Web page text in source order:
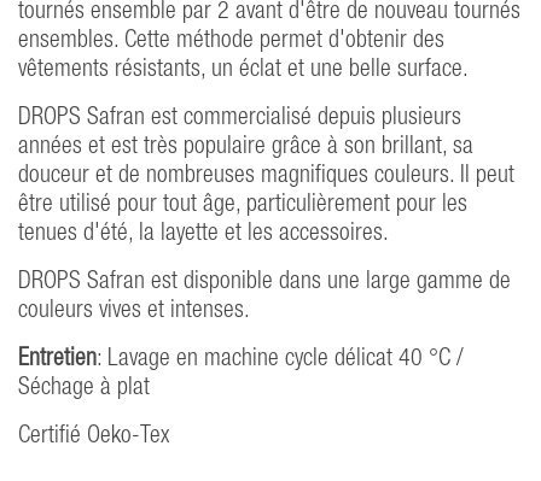
tournés ensemble par 2 avant d'être de nouveau tournés
ensembles. Cette méthode permet d'obtenir des
vêtements résistants, un éclat et une belle surface.
DROPS Safran est commercialisé depuis plusieurs
années et est très populaire grâce à son brillant, sa
douceur et de nombreuses magnifiques couleurs. Il peut
être utilisé pour tout âge, particulièrement pour les
tenues d'été, la layette et les accessoires.
DROPS Safran est disponible dans une large gamme de
couleurs vives et intenses.
Entretien: Lavage en machine cycle délicat 40 °C /
Séchage à plat
Certifié Oeko-Tex